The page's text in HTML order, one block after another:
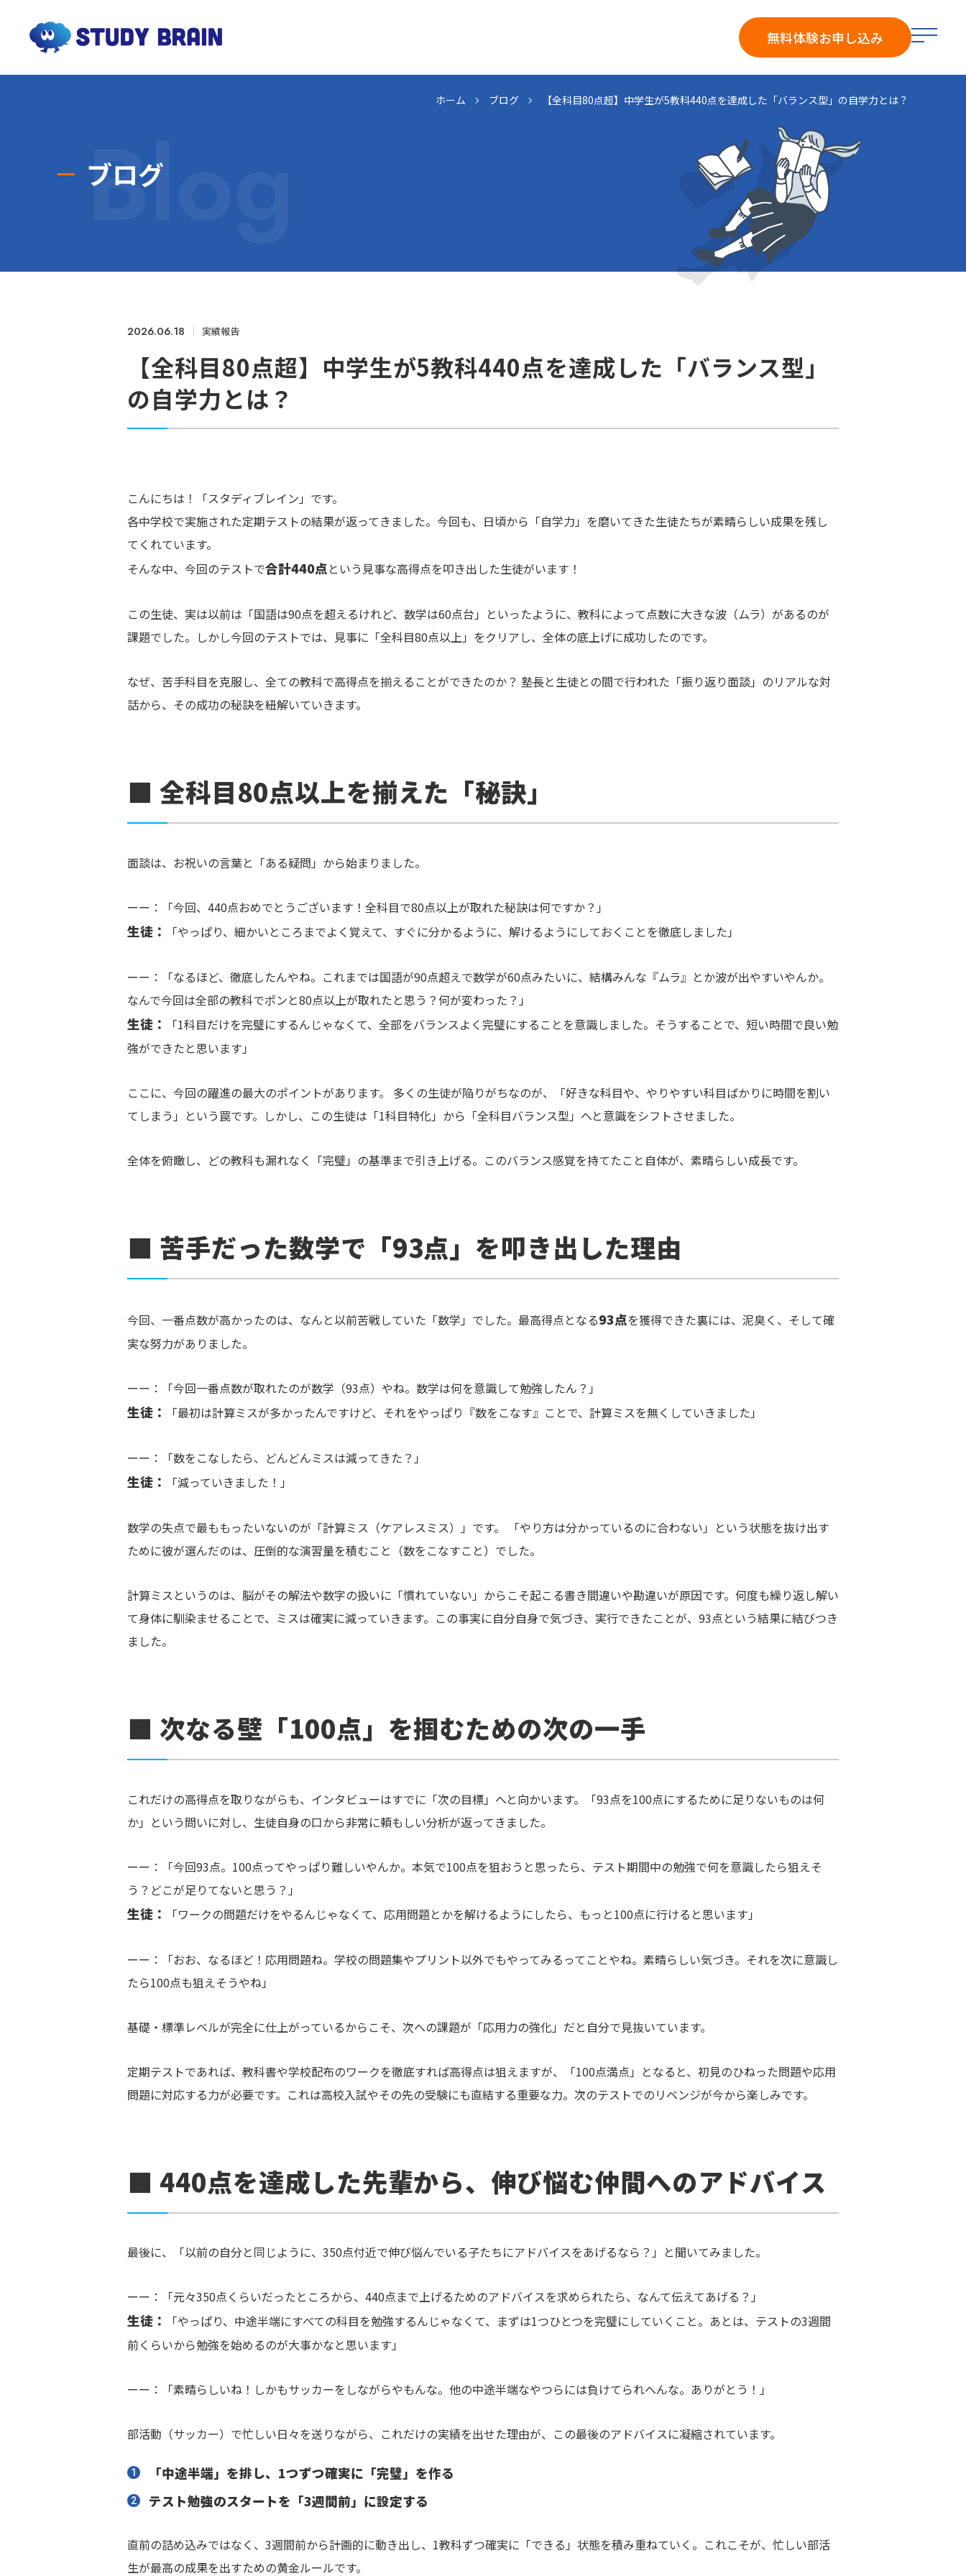
無料体験お申し込み
メ
ホーム ブログ 【全科目80点超】中学生が5教科440点を達成した「バランス型」の自学力とは？
ブログ
Blog
2026.06.18 実績報告
【全科目80点超】中学生が5教科440点を達成した「バランス型」
の自学力とは？
こんにちは！「スタディブレイン」です。
各中学校で実施された定期テストの結果が返ってきました。今回も、日頃から「自学力」を磨いてきた生徒たちが素晴らしい成果を残し
てくれています。
そんな中、今回のテストで合計440点という見事な高得点を叩き出した生徒がいます！
この生徒、実は以前は「国語は90点を超えるけれど、数学は60点台」といったように、教科によって点数に大きな波（ムラ）があるのが
課題でした。しかし今回のテストでは、見事に「全科目80点以上」をクリアし、全体の底上げに成功したのです。
なぜ、苦手科目を克服し、全ての教科で高得点を揃えることができたのか？ 塾長と生徒との間で行われた「振り返り面談」のリアルな対
話から、その成功の秘訣を紐解いていきます。
■ 全科目80点以上を揃えた「秘訣」
面談は、お祝いの言葉と「ある疑問」から始まりました。
ーー：「今回、440点おめでとうございます！全科目で80点以上が取れた秘訣は何ですか？」
生徒： 「やっぱり、細かいところまでよく覚えて、すぐに分かるように、解けるようにしておくことを徹底しました」
ーー：「なるほど、徹底したんやね。これまでは国語が90点超えで数学が60点みたいに、結構みんな『ムラ』とか波が出やすいやんか。
なんで今回は全部の教科でポンと80点以上が取れたと思う？何が変わった？」
生徒：
「1科目だけを完璧にするんじゃなくて、全部をバランスよく完璧にすることを意識しました。そうすることで、短い時間で良い勉
強ができたと思います」
ここに、今回の躍進の最大のポイントがあります。 多くの生徒が陥りがちなのが、「好きな科目や、やりやすい科目ばかりに時間を割い
てしまう」という罠です。しかし、この生徒は「1科目特化」から「全科目バランス型」へと意識をシフトさせました。
全体を俯瞰し、どの教科も漏れなく「完璧」の基準まで引き上げる。このバランス感覚を持てたこと自体が、素晴らしい成長です。
■ 苦手だった数学で「93点」を叩き出した理由
今回、一番点数が高かったのは、なんと以前苦戦していた「数学」でした。最高得点となる93点を獲得できた裏には、泥臭く、そして確
実な努力がありました。
ーー：「今回一番点数が取れたのが数学（93点）やね。数学は何を意識して勉強したん？」
生徒： 「最初は計算ミスが多かったんですけど、それをやっぱり『数をこなす』ことで、計算ミスを無くしていきました」
ーー：「数をこなしたら、どんどんミスは減ってきた？」
生徒： 「減っていきました！」
数学の失点で最ももったいないのが「計算ミス（ケアレスミス）」です。 「やり方は分かっているのに合わない」という状態を抜け出す
ために彼が選んだのは、圧倒的な演習量を積むこと（数をこなすこと）でした。
計算ミスというのは、脳がその解法や数字の扱いに「慣れていない」からこそ起こる書き間違いや勘違いが原因です。何度も繰り返し解い
て身体に馴染ませることで、ミスは確実に減っていきます。この事実に自分自身で気づき、実行できたことが、93点という結果に結びつき
ました。
■ 次なる壁「100点」を掴むための次の一手
これだけの高得点を取りながらも、インタビューはすでに「次の目標」へと向かいます。「93点を100点にするために足りないものは何
か」という問いに対し、生徒自身の口から非常に頼もしい分析が返ってきました。
ーー：「今回93点。100点ってやっぱり難しいやんか。本気で100点を狙おうと思ったら、テスト期間中の勉強で何を意識したら狙えそ
う？どこが足りてないと思う？」
生徒： 「ワークの問題だけをやるんじゃなくて、応用問題とかを解けるようにしたら、もっと100点に行けると思います」
ーー：「おお、なるほど！応用問題ね。学校の問題集やプリント以外でもやってみるってことやね。素晴らしい気づき。それを次に意識し
たら100点も狙えそうやね」
基礎・標準レベルが完全に仕上がっているからこそ、次への課題が「応用力の強化」だと自分で見抜いています。
定期テストであれば、教科書や学校配布のワークを徹底すれば高得点は狙えますが、「100点満点」となると、初見のひねった問題や応用
問題に対応する力が必要です。これは高校入試やその先の受験にも直結する重要な力。次のテストでのリベンジが今から楽しみです。
■ 440点を達成した先輩から、伸び悩む仲間へのアドバイス
最後に、「以前の自分と同じように、350点付近で伸び悩んでいる子たちにアドバイスをあげるなら？」と聞いてみました。
ーー：「元々350点くらいだったところから、440点まで上げるためのアドバイスを求められたら、なんて伝えてあげる？」
生徒：
「やっぱり、中途半端にすべての科目を勉強するんじゃなくて、まずは1つひとつを完璧にしていくこと。あとは、テストの3週間
前くらいから勉強を始めるのが大事かなと思います」
ーー：「素晴らしいね！しかもサッカーをしながらやもんな。他の中途半端なやつらには負けてられへんな。ありがとう！」
部活動（サッカー）で忙しい日々を送りながら、これだけの実績を出せた理由が、この最後のアドバイスに凝縮されています。
「中途半端」を排し、1つずつ確実に「完璧」を作る
テスト勉強のスタートを「3週間前」に設定する
直前の詰め込みではなく、3週間前から計画的に動き出し、1教科ずつ確実に「できる」状態を積み重ねていく。これこそが、忙しい部活
生が最高の成果を出すための黄金ルールです。